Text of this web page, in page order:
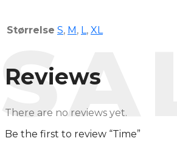
Størrelse S, M, L , XL
Reviews
There are no reviews yet.
Be the first to review “Time”